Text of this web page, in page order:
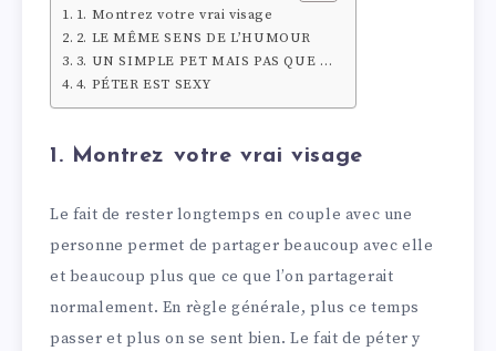
1. Montrez votre vrai visage
2. LE MÊME SENS DE L’HUMOUR
3. UN SIMPLE PET MAIS PAS QUE …
4. PÉTER EST SEXY
1. Montrez votre vrai visage
Le fait de rester longtemps en couple avec une
personne permet de partager beaucoup avec elle
et beaucoup plus que ce que l’on partagerait
normalement. En règle générale, plus ce temps
passer et plus on se sent bien. Le fait de péter y